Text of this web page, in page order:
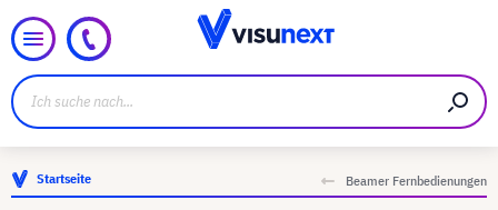
Startseite Beamer Fernbedienungen